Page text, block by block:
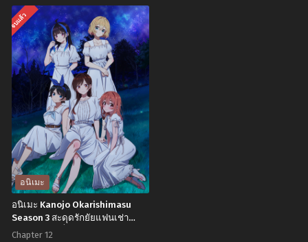
ยัง
ไง
ข้า
ก็
เทพ
ภาค
2
ตอน
ที่1-
12
พากย์
ไทย+ซับ
ไทย
อ
นิ
เมะ
Attack
on
Titan
4
Part
2
Shingeki
no
Kyojin-
The
จบแล้ว
อนิเมะ
อนิเมะ Kanojo Okarishimasu
Season 3 สะดุดรักยัยแฟนเช่า
(ภาค3) ตอนที่1-12 ซับไทย
Chapter 12